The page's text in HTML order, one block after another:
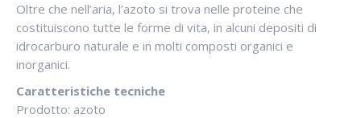
Oltre che nell’aria, l’azoto si trova nelle proteine che
costituiscono tutte le forme di vita, in alcuni depositi di
idrocarburo naturale e in molti composti organici e
inorganici.
Caratteristiche tecniche
Prodotto: azoto